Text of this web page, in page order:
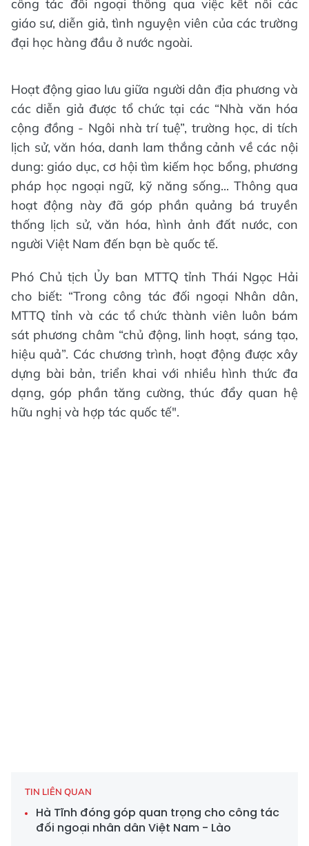
công tác đối ngoại thông qua việc kết nối các
giáo sư, diễn giả, tình nguyện viên của các trường
đại học hàng đầu ở nước ngoài.
Hoạt động giao lưu giữa người dân địa phương và
các diễn giả được tổ chức tại các “Nhà văn hóa
cộng đồng - Ngôi nhà trí tuệ”, trường học, di tích
lịch sử, văn hóa, danh lam thắng cảnh về các nội
dung: giáo dục, cơ hội tìm kiếm học bổng, phương
pháp học ngoại ngữ, kỹ năng sống... Thông qua
hoạt động này đã góp phần quảng bá truyền
thống lịch sử, văn hóa, hình ảnh đất nước, con
người Việt Nam đến bạn bè quốc tế.
Phó Chủ tịch Ủy ban MTTQ tỉnh Thái Ngọc Hải
cho biết: “Trong công tác đối ngoại Nhân dân,
MTTQ tỉnh và các tổ chức thành viên luôn bám
sát phương châm “chủ động, linh hoạt, sáng tạo,
hiệu quả”. Các chương trình, hoạt động được xây
dựng bài bản, triển khai với nhiều hình thức đa
dạng, góp phần tăng cường, thúc đẩy quan hệ
hữu nghị và hợp tác quốc tế".
TIN LIÊN QUAN
Hà Tĩnh đóng góp quan trọng cho công tác
đối ngoại nhân dân Việt Nam - Lào